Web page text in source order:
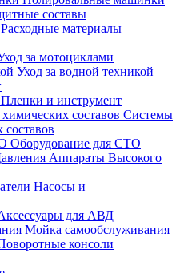
составы
Расходные материалы
за мотоциклами
Уход за водной техникой
Пленки и инструмент
Системы
составов
Оборудование для СТО
Аппараты Высокого
Насосы и
для АВД
Мойка самообслуживания
консоли